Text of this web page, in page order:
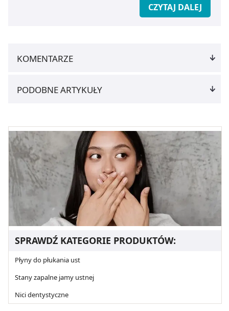
SPRAWDŹ KATEGORIE PRODUKTÓW:
Płyny do płukania ust
Stany zapalne jamy ustnej
Nici dentystyczne
CZYTAJ DALEJ
KOMENTARZE
PODOBNE ARTYKUŁY